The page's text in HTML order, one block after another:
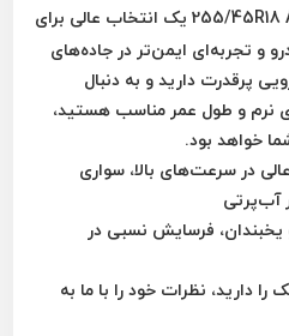
یک انتخاب عالی برای
و تجربه‌ای ایمن‌تر در جاده‌های
پرقدرت دارید و به دنبال
نرم و طول عمر مناسب هستید،
خواهد بود.
در سرعت‌های بالا، سواری
آب‌پرتی
یخبندان، فرسایش نسبی در
دارید، نظرات خود را با ما به